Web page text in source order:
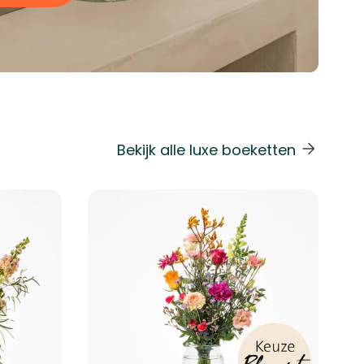
carrouselnavigatie gaan met de overslaan links.
Bekijk alle luxe boeketten